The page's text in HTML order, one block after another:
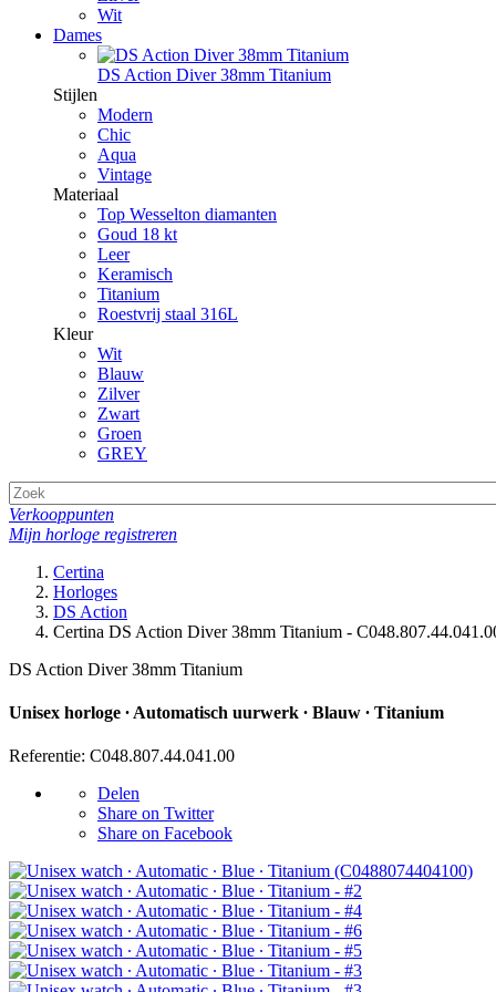
Wit
Dames
DS Action Diver 38mm Titanium
Stijlen
Modern
Chic
Aqua
Vintage
Materiaal
Top Wesselton diamanten
Goud 18 kt
Leer
Keramisch
Titanium
Roestvrij staal 316L
Kleur
Wit
Blauw
Zilver
Zwart
Groen
GREY
Verkooppunten
Mijn horloge registreren
Certina
Horloges
DS Action
Certina DS Action Diver 38mm Titanium -
DS Action Diver 38mm Titanium
Unisex horloge ∙ Automatisch uurwerk ∙ Blauw ∙ Titanium
Referentie: C048.807.44.041.00
Delen
Share on Twitter
Share on Facebook